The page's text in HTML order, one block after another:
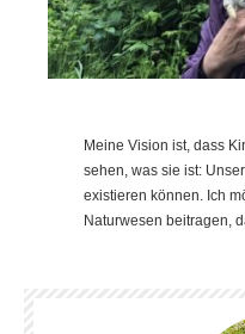
Meine Vision ist, dass
sehen, was sie ist:
existieren können. Ich
Naturwesen beitragen,